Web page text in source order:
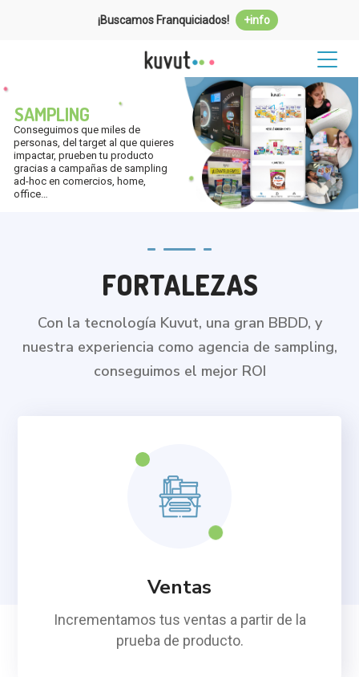
¡Buscamos Franquiciados! +info
Conseguimos que miles de
personas, del target al que quieres
impactar, prueben tu producto
gracias a campañas de sampling
ad-hoc en comercios, home,
office…
SAMPLING
FORTALEZAS
Con la tecnología Kuvut, una gran BBDD, y
nuestra experiencia como agencia de sampling,
conseguimos el mejor ROI
Ventas
Incrementamos tus ventas a partir de la
prueba de producto.